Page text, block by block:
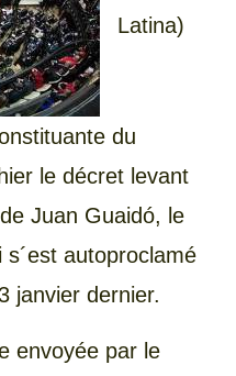
Latina)
du
le décret levant
Juan Guaidó, le
s´est autoproclamé
janvier dernier.
envoyée par le